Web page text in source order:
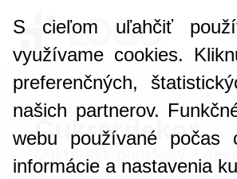
S cieľom uľahčiť
využívame cookies.
preferenčných,
našich partnerov.
webu používané počas
informácie a nastavenia
Cukrardekor
Cukrárske pomôcky a